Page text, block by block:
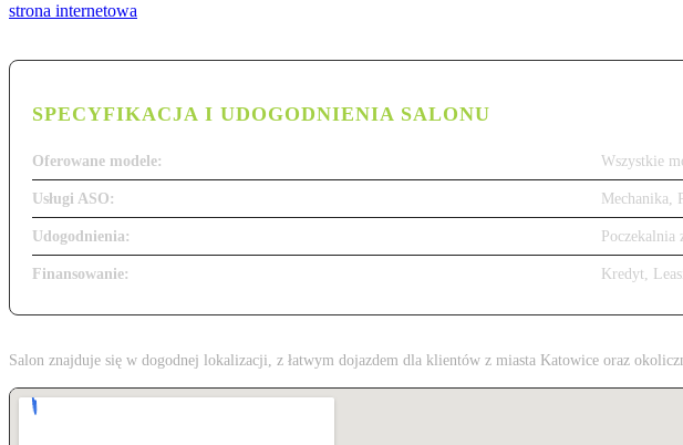
strona internetowa
SPECYFIKACJA I UDOGODNIENIA SALONU
Oferowane modele: Wszystkie
Usługi ASO: Mechanika,
Udogodnienia: Poczekalnia
Finansowanie: Kredyt,
Salon znajduje się w dogodnej lokalizacji, z łatwym dojazdem dla klientów z miasta Katowice oraz